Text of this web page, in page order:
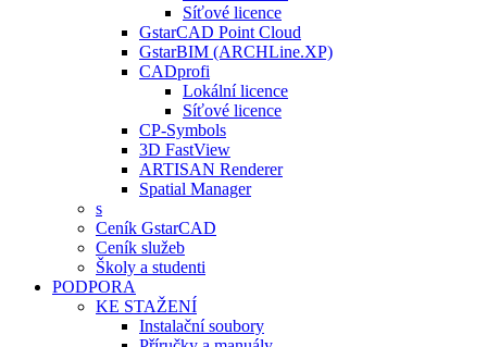
Síťové licence
GstarCAD Point Cloud
GstarBIM (ARCHLine.XP)
CADprofi
Lokální licence
Síťové licence
CP-Symbols
3D FastView
ARTISAN Renderer
Spatial Manager
s
Ceník GstarCAD
Ceník služeb
Školy a studenti
PODPORA
KE STAŽENÍ
Instalační soubory